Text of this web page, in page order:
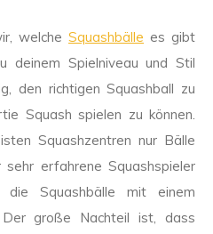
welche Squashbälle es gibt
deinem Spielniveau und Stil
den richtigen Squashball zu
Squash spielen zu können.
Squashzentren nur Bälle
erfahrene Squashspieler
Squashbälle mit einem
große Nachteil ist, dass